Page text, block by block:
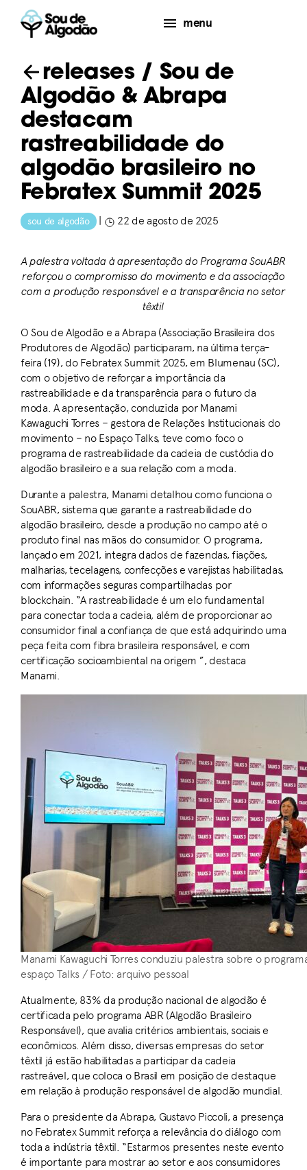
menu
releases/ Sou de
Algodão & Abrapa
destacam
rastreabilidade do
algodão brasileiro no
Febratex Summit 2025
sou de algodão | 22 de agosto de 2025
A palestra voltada à apresentação do Programa SouABR
reforçou o compromisso do movimento e da associação
com a produção responsável e a transparência no setor
têxtil
O Sou de Algodão e a Abrapa (Associação Brasileira dos
Produtores de Algodão) participaram, na última terça-
feira (19), do Febratex Summit 2025, em Blumenau (SC),
com o objetivo de reforçar a importância da
rastreabilidade e da transparência para o futuro da
moda. A apresentação, conduzida por Manami
Kawaguchi Torres – gestora de Relações Institucionais do
movimento – no Espaço Talks, teve como foco o
programa de rastreabilidade da cadeia de custódia do
algodão brasileiro e a sua relação com a moda.
Durante a palestra, Manami detalhou como funciona o
SouABR, sistema que garante a rastreabilidade do
algodão brasileiro, desde a produção no campo até o
produto final nas mãos do consumidor. O programa,
lançado em 2021, integra dados de fazendas, fiações,
malharias, tecelagens, confecções e varejistas habilitadas,
com informações seguras compartilhadas por
blockchain. “A rastreabilidade é um elo fundamental
para conectar toda a cadeia, além de proporcionar ao
consumidor final a confiança de que está adquirindo uma
peça feita com fibra brasileira responsável, e com
certificação socioambiental na origem ”, destaca
Manami.
Manami Kawaguchi Torres conduziu palestra sobre o
espaço Talks / Foto: arquivo pessoal
Atualmente, 83% da produção nacional de algodão é
certificada pelo programa ABR (Algodão Brasileiro
Responsável), que avalia critérios ambientais, sociais e
econômicos. Além disso, diversas empresas do setor
têxtil já estão habilitadas a participar da cadeia
rastreável, que coloca o Brasil em posição de destaque
em relação à produção responsável de algodão mundial.
Para o presidente da Abrapa, Gustavo Piccoli, a presença
no Febratex Summit reforça a relevância do diálogo com
toda a indústria têxtil. “Estarmos presentes neste evento
é importante para mostrar ao setor e aos consumidores